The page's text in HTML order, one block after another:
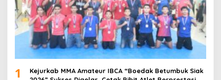
1
Kejurkab MMA Amateur IBCA “Boedak Betumbuk Siak